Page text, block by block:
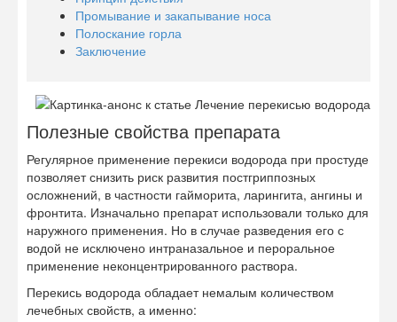
Промывание и закапывание носа
Полоскание горла
Заключение
Полезные свойства препарата
Регулярное применение перекиси водорода при простуде
позволяет снизить риск развития постгриппозных
осложнений, в частности гайморита, ларингита, ангины и
фронтита. Изначально препарат использовали только для
наружного применения. Но в случае разведения его с
водой не исключено интраназальное и пероральное
применение неконцентрированного раствора.
Перекись водорода обладает немалым количеством
лечебных свойств, а именно: